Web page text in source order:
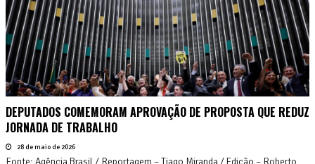
DEPUTADOS COMEMORAM APROVAÇÃO DE PROPOSTA QUE REDUZ
JORNADA DE TRABALHO
28 de maio de 2026
Fonte: Agência Brasil / Reportagem – Tiago Miranda / Edição – Roberto